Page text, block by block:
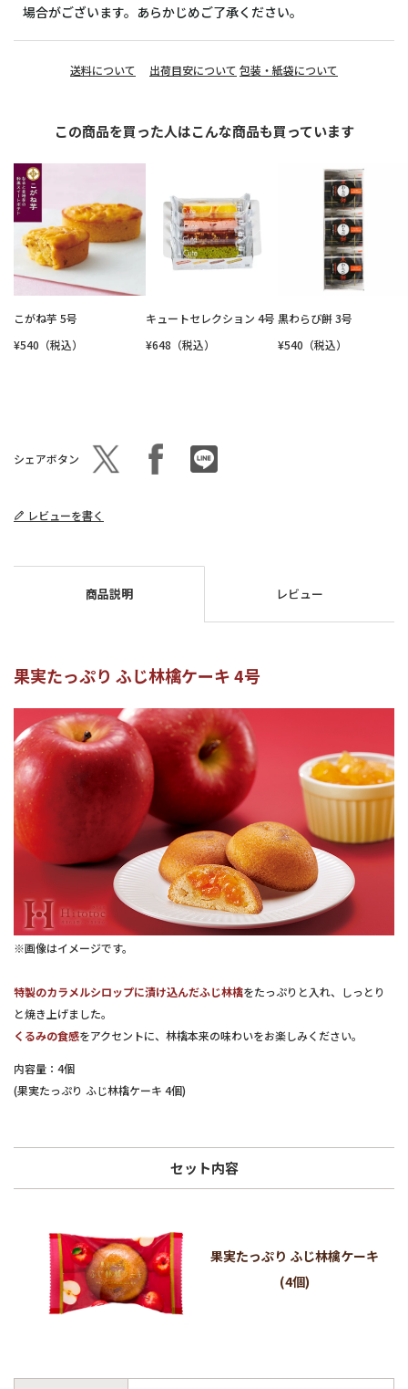
場合がございます。あらかじめご了承ください。
送料について 出荷目安について 包装・紙袋について
この商品を買った人はこんな商品も買っています
こがね芋 5号
¥540（税込）
キュートセレクション 4号
¥648（税込）
黒わらび餅 3号
¥540（税込）
シェアボタン
レビューを書く
商品説明 レビュー
果実たっぷり ふじ林檎ケーキ 4号
※画像はイメージです。
特製のカラメルシロップに漬け込んだふじ林檎をたっぷりと入れ、しっとり
と焼き上げました。
くるみの食感をアクセントに、林檎本来の味わいをお楽しみください。
内容量：4個
(果実たっぷり ふじ林檎ケーキ 4個)
セット内容
果実たっぷり ふじ林檎ケーキ
(4個)